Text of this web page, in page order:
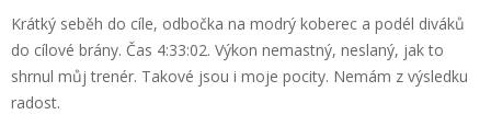
Krátký seběh do cíle, odbočka na modrý koberec a podél diváků
do cílové brány. Čas 4:33:02. Výkon nemastný, neslaný, jak to
shrnul můj trenér. Takové jsou i moje pocity. Nemám z výsledku
radost.